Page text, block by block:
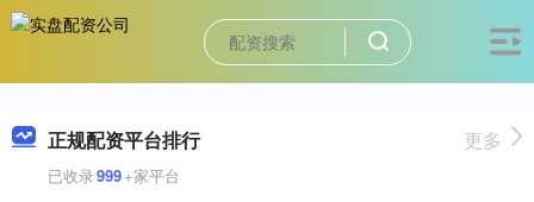
正规配资平台排行
已收录999+家平台
更多